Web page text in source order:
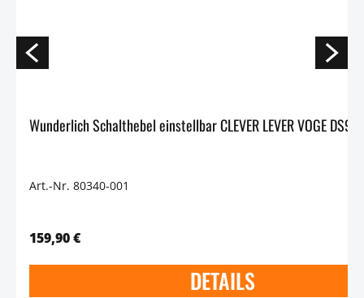
Art.-Nr. 80340-001
159,90 €
DETAILS